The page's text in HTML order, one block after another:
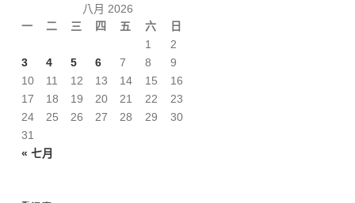
八月 2026
一
二 三 四 五 六 日
« 七月
1
2
3
4 5 6 7 8
9
10
11 12 13 14 15
16
17
18 19 20 21 22
23
24
25 26 27 28 29
30
31